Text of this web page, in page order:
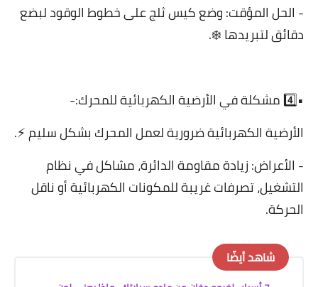
- الحل المؤقت: وضع كيس ثلج على خطوط الوقود لبضع
دقائق لتبريدها ❄️.
•4️⃣ مشكلة في الأرضية الكهربائية للمحرك:-
الأرضية الكهربائية ضرورية لعمل المحرك بشكل سليم ⚡.
- الأعراض: زيادة مقاومة الدائرة، مشاكل في نظام
التشغيل، تصرفات غريبة للمكونات الكهربائية أو ناقل
الحركة.
شاهد أيضًا